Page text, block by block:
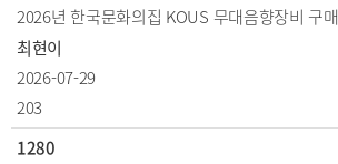
2026년 한국문화의집 KOUS 무대음향장비 구매
최현이
2026-07-29
203
1280